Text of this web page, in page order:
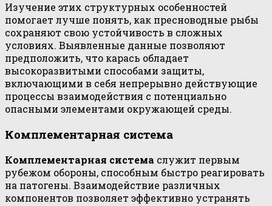
Изучение этих структурных особенностей
помогает лучше понять, как пресноводные рыбы
сохраняют свою устойчивость в сложных
условиях. Выявленные данные позволяют
предположить, что карась обладает
высокоразвитыми способами защиты,
включающими в себя непрерывно действующие
процессы взаимодействия с потенциально
опасными элементами окружающей среды.
Комплементарная система
Комплементарная система служит первым
рубежом обороны, способным быстро реагировать
на патогены. Взаимодействие различных
компонентов позволяет эффективно устранять